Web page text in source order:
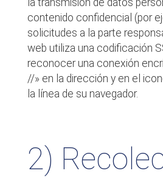
la transmisión de datos
contenido confidencial (por
solicitudes a la parte
web utiliza una codificación
reconocer una conexión
//» en la dirección y en el
la línea de su navegador.
2)